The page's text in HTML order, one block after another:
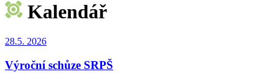
Kalendář
28.5. 2026
Výroční schůze SRPŠ